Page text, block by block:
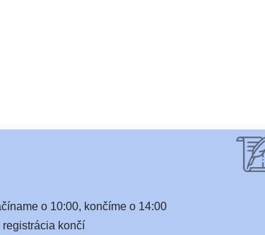
o 10:00, kon­čí­me o 14:00
regis­trá­cia končí